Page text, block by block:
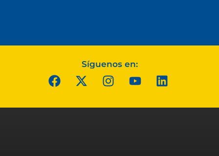
Síguenos en: